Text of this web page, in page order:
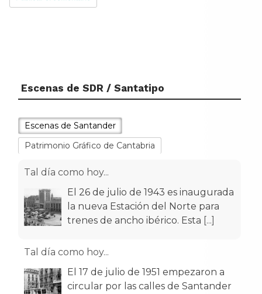
Escenas de SDR / Santatipo
Escenas de Santander
Patrimonio Gráfico de Cantabria
Tal día como hoy...
El 26 de julio de 1943 es inaugurada
la nueva Estación del Norte para
trenes de ancho ibérico. Esta [...]
Tal día como hoy...
El 17 de julio de 1951 empezaron a
circular por las calles de Santander